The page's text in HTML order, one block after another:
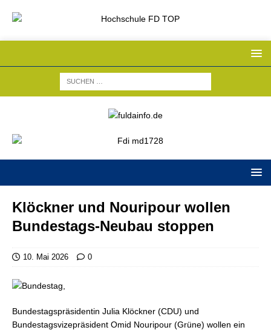
Klöckner und Nouripour wollen
Bundestags-Neubau stoppen
10. Mai 2026 0
Bundestagspräsidentin Julia Klöckner (CDU) und
Bundestagsvizepräsident Omid Nouripour (Grüne) wollen ein